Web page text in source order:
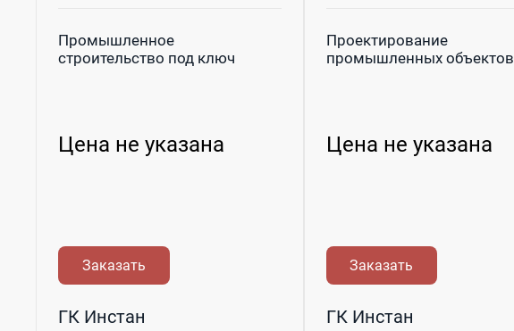
Промышленное
строительство под ключ
Цена не указана
Заказать
ГК Инстан
Проектирование
промышленных объектов
Цена не указана
Заказать
ГК Инстан